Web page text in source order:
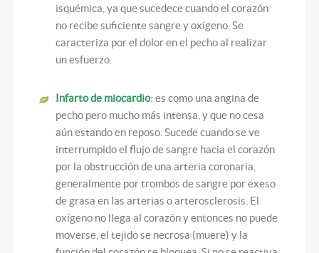
isquémica, ya que sucedece cuando el corazón
no recibe suficiente sangre y oxígeno. Se
caracteriza por el dolor en el pecho al realizar
un esfuerzo.
Infarto de miocardio: es como una angina de
pecho pero mucho más intensa, y que no cesa
aún estando en reposo. Sucede cuando se ve
interrumpido el flujo de sangre hacia el corazón
por la obstrucción de una arteria coronaria,
generalmente por trombos de sangre por exeso
de grasa en las arterias o arterosclerosis. El
oxígeno no llega al corazón y entonces no puede
moverse, el tejido se necrosa (muere) y la